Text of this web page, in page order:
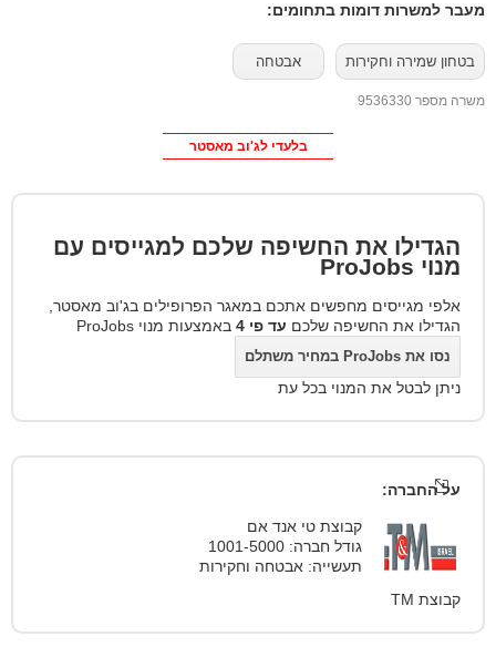
מעבר למשרות דומות בתחומים:
בטחון שמירה וחקירות אבטחה
משרה מספר 9536330
בלעדי לג'וב מאסטר
הגדילו את החשיפה שלכם למגייסים עם
מנוי ProJobs
אלפי מגייסים מחפשים אתכם במאגר הפרופילים בג'וב מאסטר,
הגדילו את החשיפה שלכם עד פי 4 באמצעות מנוי ProJobs
נסו את ProJobs במחיר משתלם
ניתן לבטל את המנוי בכל עת
על החברה:
קבוצת טי אנד אם
גודל חברה: 1001-5000
תעשייה: אבטחה וחקירות
קבוצת TM